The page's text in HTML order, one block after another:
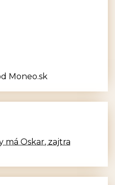
Moneo.sk
má Oskar, zajtra